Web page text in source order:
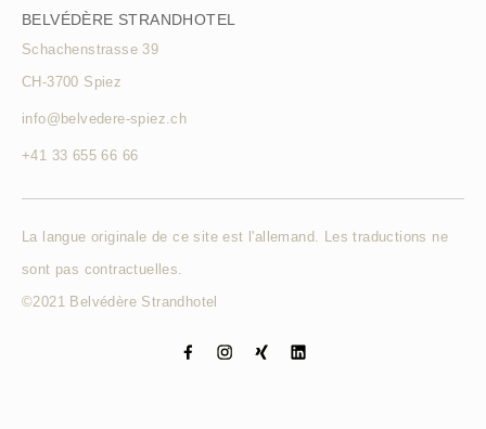
BELVÉDÈRE STRANDHOTEL
Schachenstrasse 39
CH-3700 Spiez
info@belvedere-spiez.ch
+41 33 655 66 66
La langue originale de ce site est l'allemand. Les traductions ne
sont pas contractuelles.
©2021 Belvédère Strandhotel